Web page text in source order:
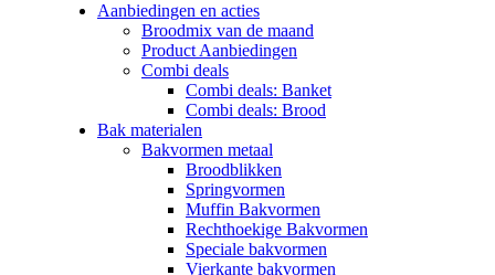
Aanbiedingen en acties
Broodmix van de maand
Product Aanbiedingen
Combi deals
Combi deals: Banket
Combi deals: Brood
Bak materialen
Bakvormen metaal
Broodblikken
Springvormen
Muffin Bakvormen
Rechthoekige Bakvormen
Speciale bakvormen
Vierkante bakvormen